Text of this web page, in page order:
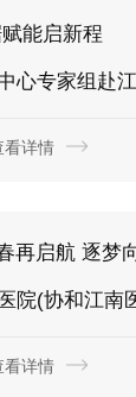
能启新程
区护理质控中心开展数
看详情
再启航 逐梦
年度临床护理实习生毕业典
看详情